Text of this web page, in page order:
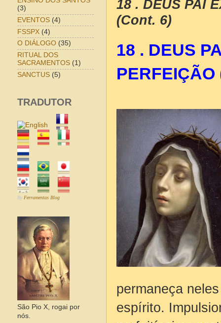
18 . DEUS PAI
(Cont. 6)
18 . DEUS
permaneça
espírito.
(3)
EVENTOS (4)
FSSPX (4)
O DIÁLOGO (35)
RITUAL DOS
SACRAMENTOS (1)
SANCTUS (5)
TRADUTOR
By Ferramentas Blog
São Pio X, rogai por
nós.